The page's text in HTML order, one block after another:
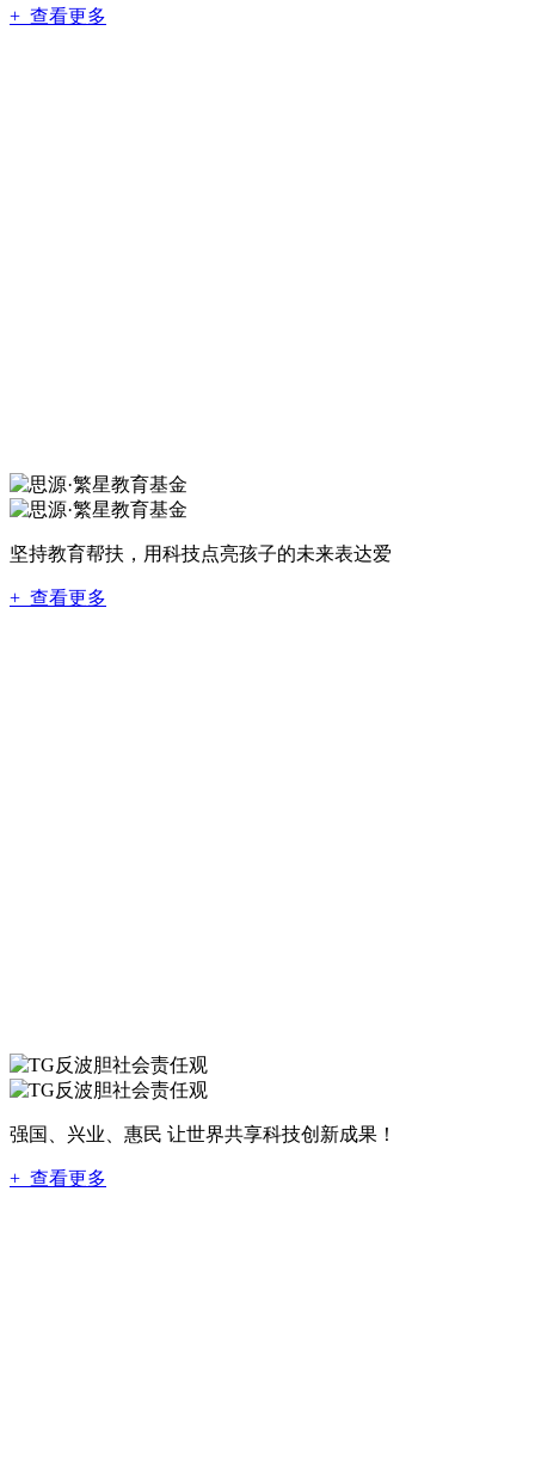
+ 查看更多
坚持教育帮扶，用科技点亮孩子的未来表达爱
+ 查看更多
强国、兴业、惠民 让世界共享科技创新成果！
+ 查看更多